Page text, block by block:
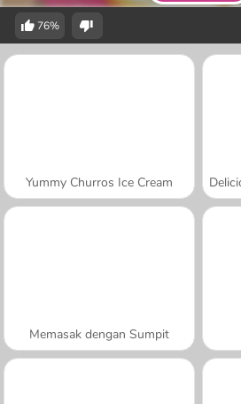
76%
Yummy Churros Ice Cream
Memasak dengan Sumpit